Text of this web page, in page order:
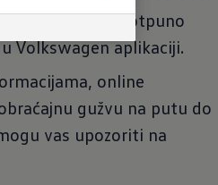
klika. A sa potpuno
Volkswagen aplikaciji.
online
gužvu na putu do
vas upozoriti na